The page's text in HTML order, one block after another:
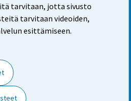
tarvitaan, jotta sivusto
tarvitaan videoiden,
esittämiseen.